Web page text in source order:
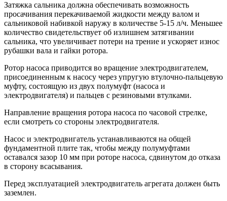
Затяжка сальника должна обеспечивать возможность
просачивания перекачиваемой жидкости между валом и
сальниковой набивкой наружу в количестве 5-15 л/ч. Меньшее
количество свидетельствует об излишнем затягивании
сальника, что увеличивает потери на трение и ускоряет износ
рубашки вала и гайки ротора.
Ротор насоса приводится во вращение электродвигателем,
присоединенным к насосу через упругую втулочно-пальцевую
муфту, состоящую из двух полумуфт (насоса и
электродвигателя) и пальцев с резиновыми втулками.
Направление вращения ротора насоса по часовой стрелке,
если смотреть со стороны электродвигателя.
Насос и электродвигатель устанавливаются на общей
фундаментной плите так, чтобы между полумуфтами
оставался зазор 10 мм при роторе насоса, сдвинутом до отказа
в сторону всасывания.
Перед эксплуатацией электродвигатель агрегата должен быть
заземлен.